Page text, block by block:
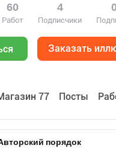
60
Работ
4
Подписчики
0
Заказать
77 Посты
порядок